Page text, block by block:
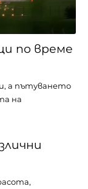
по време
а пътуването
на